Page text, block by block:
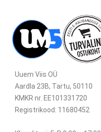
Uuem Viis OÜ
Aardla 23B, Tartu, 50110
KMKR nr. EE101331720
Registrikood: 11680452